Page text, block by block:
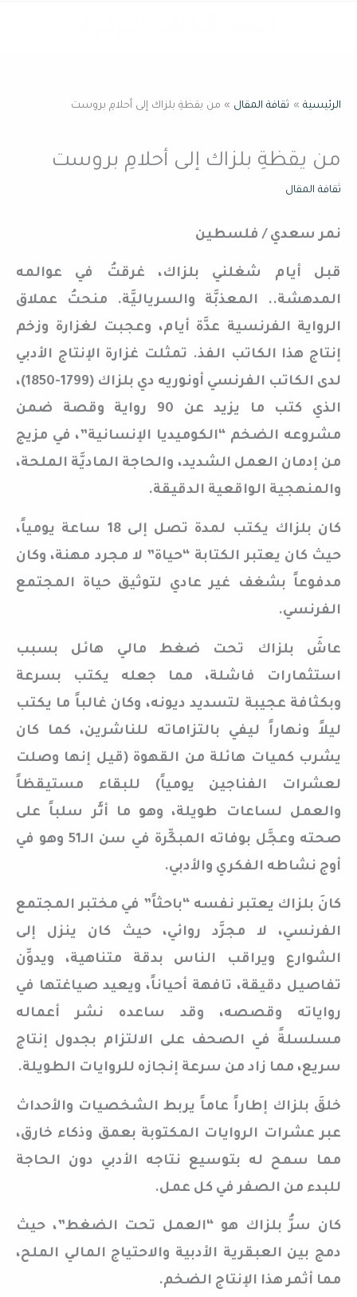
الرئيسية ثقافة المقال من يقظةِ بلزاك إلى أحلامِ بروست
من يقظةِ بلزاك إلى أحلامِ بروست
ثقافة المقال
نمر سعدي / فلسطين
قبل أيام شغلني بلزاك، غرقتُ في عوالمه
المدهشة.. المعذبَّة والسرياليَّة. منحتُ عملاق
الرواية الفرنسية عدَّة أيام، وعجبت لغزارة وزخم
إنتاج هذا الكاتب الفذ. تمثلت غزارة الإنتاج الأدبي
لدى الكاتب الفرنسي أونوريه دي بلزاك (1799-1850)،
الذي كتب ما يزيد عن 90 رواية وقصة ضمن
مشروعه الضخم “الكوميديا الإنسانية”، في مزيج
من إدمان العمل الشديد، والحاجة الماديَّة الملحة،
والمنهجية الواقعية الدقيقة.
كان بلزاك يكتب لمدة تصل إلى 18 ساعة يومياً،
حيث كان يعتبر الكتابة “حياة” لا مجرد مهنة، وكان
مدفوعاً بشغف غير عادي لتوثيق حياة المجتمع
الفرنسي.
عاشَ بلزاك تحت ضغط مالي هائل بسبب
استثمارات فاشلة، مما جعله يكتب بسرعة
وبكثافة عجيبة لتسديد ديونه، وكان غالباً ما يكتب
ليلاً ونهاراً ليفي بالتزاماته للناشرين، كما كان
يشرب كميات هائلة من القهوة (قيل إنها وصلت
لعشرات الفناجين يومياً) للبقاء مستيقظاً
والعمل لساعات طويلة، وهو ما أثَّر سلباً على
صحته وعجَّل بوفاته المبكِّرة في سن الـ51 وهو في
أوج نشاطه الفكري والأدبي.
كانَ بلزاك يعتبر نفسه “باحثاً” في مختبر المجتمع
الفرنسي، لا مجرَّد روائي، حيث كان ينزل إلى
الشوارع ويراقب الناس بدقة متناهية، ويدوِّن
تفاصيل دقيقة، تافهة أحياناً، ويعيد صياغتها في
رواياته وقصصه، وقد ساعده نشر أعماله
مسلسلةً في الصحف على الالتزام بجدول إنتاج
سريع، مما زاد من سرعة إنجازه للروايات الطويلة.
خلقَ بلزاك إطاراً عاماً يربط الشخصيات والأحداث
عبر عشرات الروايات المكتوبة بعمق وذكاء خارق،
مما سمح له بتوسيع نتاجه الأدبي دون الحاجة
للبدء من الصفر في كل عمل.
كان سرُّ بلزاك هو “العمل تحت الضغط”، حيث
دمج بين العبقرية الأدبية والاحتياج المالي الملح،
مما أثمر هذا الإنتاج الضخم.